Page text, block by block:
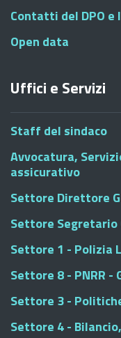
Contatti del DPO
Open data
Uffici e Servizi
Staff del sindaco
Avvocatura,
assicurativo
Settore Direttore
Settore Segretario
Settore 1 - Polizia
Settore 8 - PNRR -
Settore 3 -
Settore 4 -